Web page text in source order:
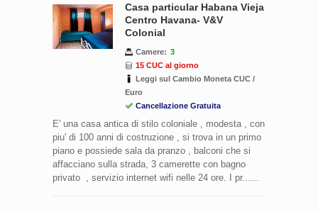
Casa particular Habana Vieja
Centro Havana- V&V
Colonial
Camere: 3
15 CUC al giorno
Leggi sul Cambio Moneta CUC /
Euro
Cancellazione Gratuita
E' una casa antica di stilo coloniale , modesta , con
piu' di 100 anni di costruzione , si trova in un primo
piano e possiede sala da pranzo , balconi che si
affacciano sulla strada, 3 camerette con bagno
privato , servizio internet wifi nelle 24 ore. I pr......